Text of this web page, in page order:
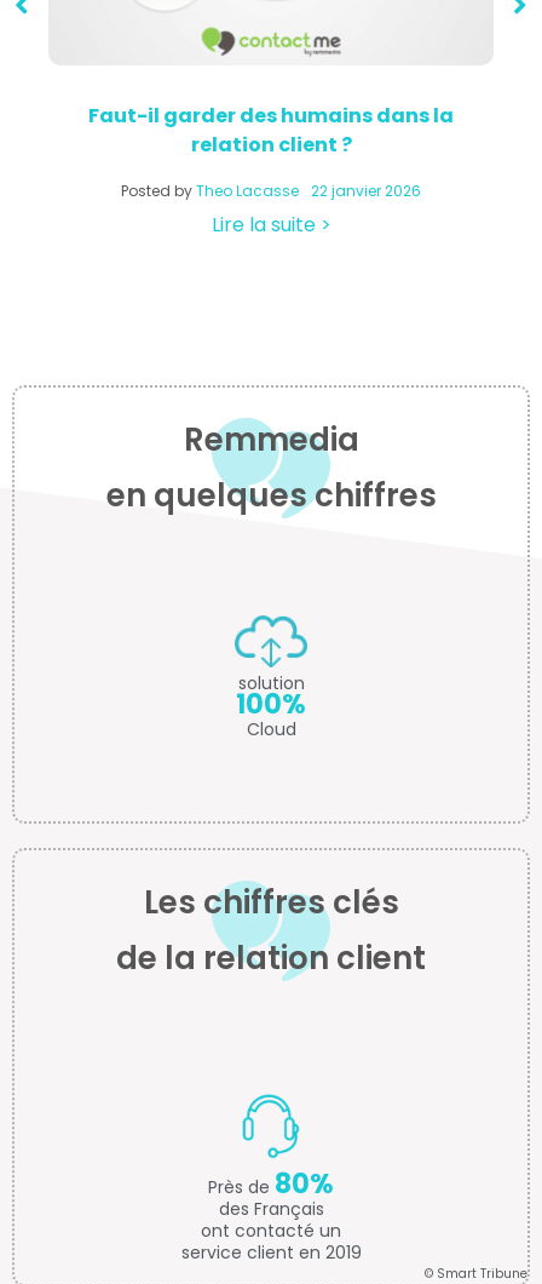
Faut-il garder des humains dans la
relation client ?
Posted byTheo Lacasse 22 janvier 2026
Lire la suite >
Remmedia
en quelques chiffres
solution
100%
Cloud
Les chiffres clés
de la relation client
Près de 80%
des Français
ont contacté un
service client en 2019
© Smart Tribune